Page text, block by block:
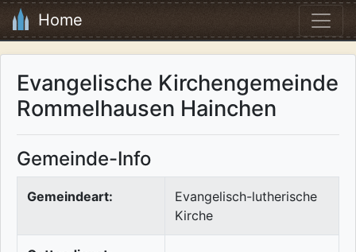
Home
Evangelische Kirchengemeinde
Rommelhausen Hainchen
Gemeinde-Info
Gemeindeart:
Evangelisch-lutherische
Kirche